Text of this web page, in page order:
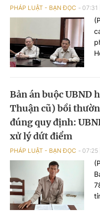
PHÁP LUẬT - BẠN ĐỌC 07:31
Bản án buộc UBND
Thuận cũ) bồi
đúng quy định:
xử lý dứt điểm
PHÁP LUẬT - BẠN ĐỌC 07:25